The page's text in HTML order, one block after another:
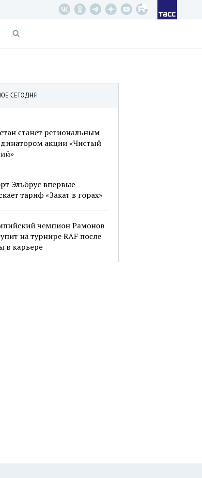
СЕГОДНЯ
станет региональным
акции «Чистый
Эльбрус впервые
тариф «Закат в горах»
чемпион Рамонов
на турнире RAF после
в карьере